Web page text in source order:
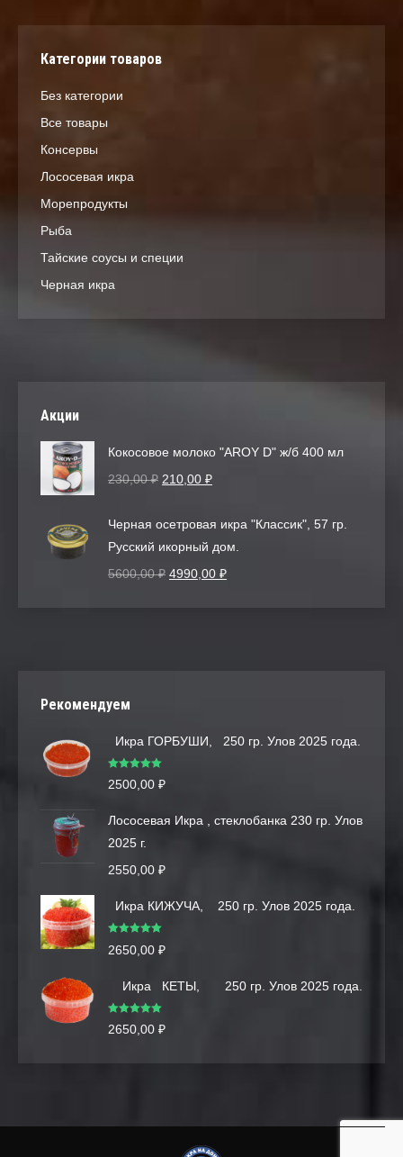
Категории товаров
Без категории
Все товары
Консервы
Лососевая икра
Морепродукты
Рыба
Тайские соусы и специи
Черная икра
Акции
Кокосовое молоко "AROY D" ж/б 400 мл
230,00₽ 210,00 ₽
Черная осетровая икра "Классик", 57 гр.
Русский икорный дом.
5600,00₽ 4990,00 ₽
Рекомендуем
Икра ГОРБУШИ, 250 гр. Улов 2025 года.
Оценка 5.00
из 5
2500,00 ₽
Лососевая Икра , стеклобанка 230 гр. Улов
2025 г.
2550,00 ₽
Икра КИЖУЧА, 250 гр. Улов 2025 года.
из 5
2650,00 ₽
Икра КЕТЫ, 250 гр. Улов 2025 года.
Оценка 5.00
из 5
2650,00 ₽